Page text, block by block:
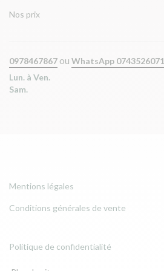
Nos prix
0978467867 ou WhatsApp 0743526071
Lun. à Ven.
Sam.
Mentions légales
Conditions générales de vente
Politique de confidentialité